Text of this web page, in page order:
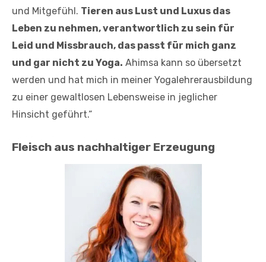
und Mitgefühl. Tieren aus Lust und Luxus das
Leben zu nehmen, verantwortlich zu sein für
Leid und Missbrauch, das passt für mich ganz
und gar nicht zu Yoga. Ahimsa kann so übersetzt
werden und hat mich in meiner Yogalehrerausbildung
zu einer gewaltlosen Lebensweise in jeglicher
Hinsicht geführt.“
Fleisch aus nachhaltiger Erzeugung